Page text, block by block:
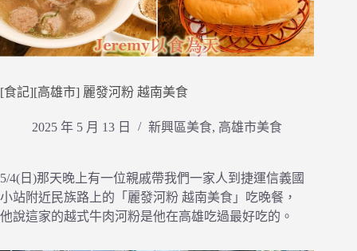
[食記][高雄市] 麗發河粉 越南美食
2025 年 5 月 13 日 新興區美食, 高雄市美食
5/4(日)那天晚上有一位親戚帶我們一家人到捷運信義國
小站附近民族路上的「麗發河粉 越南美食」吃晚餐，
他說這家的越式牛肉河粉是他在高雄吃過最好吃的。